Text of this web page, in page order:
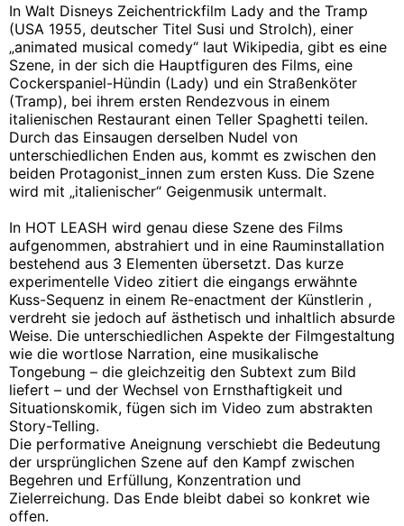
In Walt Disneys Zeichentrickfilm Lady and the Tramp
(USA 1955, deutscher Titel Susi und Strolch)‚ einer
„animated musical comedy“ laut Wikipedia, gibt es eine
Szene, in der sich die Hauptfiguren des Films, eine
Cockerspaniel-Hündin (Lady) und ein Straßenköter
(Tramp), bei ihrem ersten Rendezvous in einem
italienischen Restaurant einen Teller Spaghetti teilen.
Durch das Einsaugen derselben Nudel von
unterschiedlichen Enden aus, kommt es zwischen den
beiden Protagonist_innen zum ersten Kuss. Die Szene
wird mit „italienischer“ Geigenmusik untermalt.
In HOT LEASH wird genau diese Szene des Films
aufgenommen, abstrahiert und in eine Rauminstallation
bestehend aus 3 Elementen übersetzt. Das kurze
experimentelle Video zitiert die eingangs erwähnte
Kuss-Sequenz in einem Re-enactment der Künstlerin ,
verdreht sie jedoch auf ästhetisch und inhaltlich absurde
Weise. Die unterschiedlichen Aspekte der Filmgestaltung
wie die wortlose Narration, eine musikalische
Tongebung – die gleichzeitig den Subtext zum Bild
liefert – und der Wechsel von Ernsthaftigkeit und
Situationskomik, fügen sich im Video zum abstrakten
Story-Telling.
Die performative Aneignung verschiebt die Bedeutung
der ursprünglichen Szene auf den Kampf zwischen
Begehren und Erfüllung, Konzentration und
Zielerreichung. Das Ende bleibt dabei so konkret wie
offen.